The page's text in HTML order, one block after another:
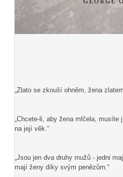
„Zlato se zkouší ohněm, žena
„Chcete-li, aby žena mlčela,
na její věk.“
„Jsou jen dva druhy mužů - jedni
mají ženy díky svým penězům.“